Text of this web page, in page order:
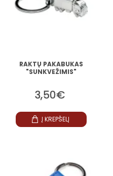
RAKTŲ PAKABUKAS
"SUNKVEŽIMIS"
3,50€
Į KREPŠELĮ